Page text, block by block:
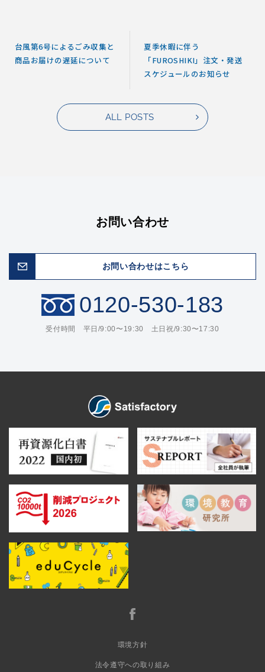
台風第6号によるごみ収集と
商品お届けの遅延について
夏季休暇に伴う
「FUROSHIKI」注文・発送
スケジュールのお知らせ
ALL POSTS
お問い合わせ
お問い合わせはこちら
0120-530-183
受付時間 平日/9:00〜19:30 土日祝/9:30〜17:30
環境方針
法令遵守への取り組み